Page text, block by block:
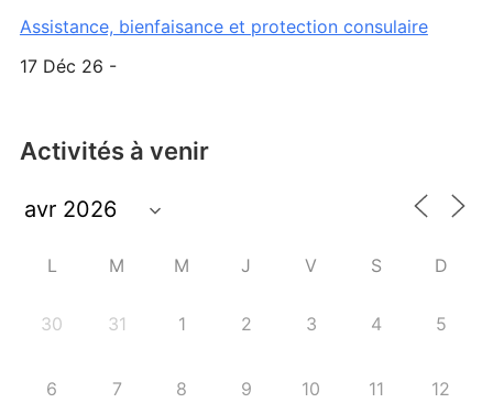
Assistance, bienfaisance et protection consulaire
17 Déc 26 -
Activités à venir
L M M J V S D
30 31 1 2 3 4 5
6 7 8 9 10 11 12